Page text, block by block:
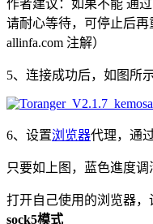
作者建议：如果不能 通过
请耐心等待，可停止后
allinfa.com 注解）
5、连接成功后，如图所示
6、设置浏览器代理，通
只要如上图，蓝色進度调
打开自己使用的浏览器，
sock5模式